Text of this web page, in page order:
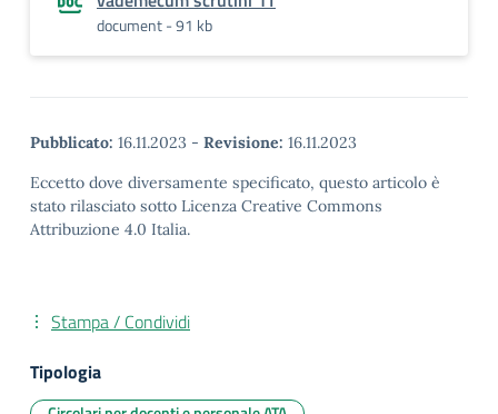
document - 91 kb
Pubblicato: 16.11.2023 - Revisione: 16.11.2023
Eccetto dove diversamente specificato, questo articolo è
stato rilasciato sotto Licenza Creative Commons
Attribuzione 4.0 Italia.
Stampa / Condividi
Tipologia